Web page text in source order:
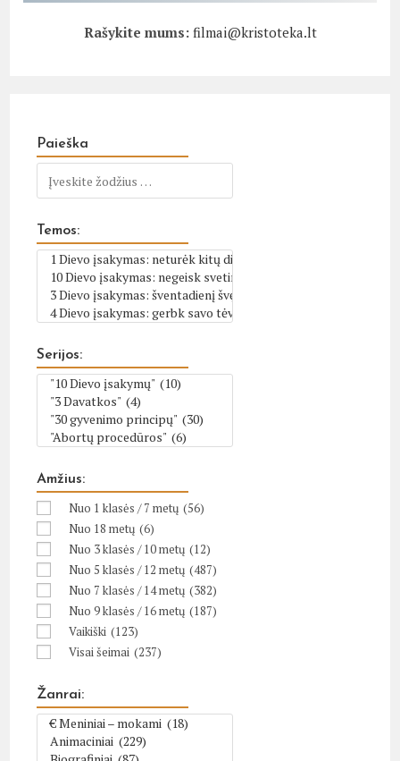
Rašykite mums: filmai@kristoteka.lt
Paieška
Temos:
Serijos:
Amžius:
Nuo 1 klasės / 7 metų (56)
Nuo 18 metų (6)
Nuo 3 klasės / 10 metų (12)
Nuo 5 klasės / 12 metų (487)
Nuo 7 klasės / 14 metų (382)
Nuo 9 klasės / 16 metų (187)
Vaikiški (123)
Visai šeimai (237)
Žanrai: